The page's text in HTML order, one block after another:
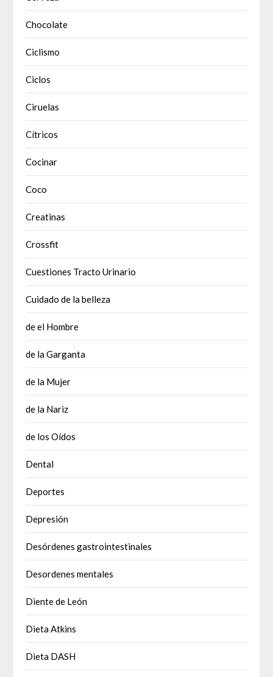
Chocolate
Ciclismo
Ciclos
Ciruelas
Cítricos
Cocinar
Coco
Creatinas
Crossfit
Cuestiones Tracto Urinario
Cuidado de la belleza
de el Hombre
de la Garganta
de la Mujer
de la Nariz
de los Oídos
Dental
Deportes
Depresión
Desórdenes gastrointestinales
Desordenes mentales
Diente de León
Dieta Atkins
Dieta DASH